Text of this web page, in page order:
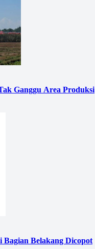
Ganggu Area Produksi
Belakang Dicopot